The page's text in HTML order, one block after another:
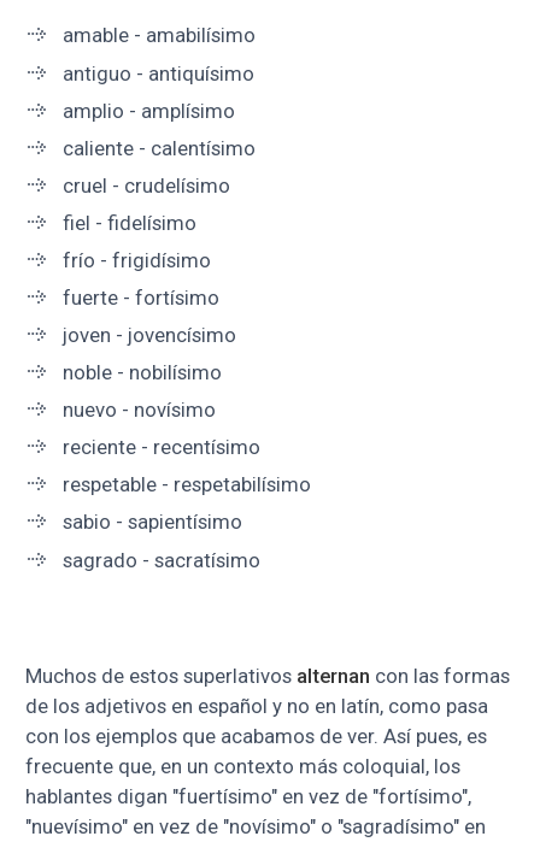
amable - amabilísimo
antiguo - antiquísimo
amplio - amplísimo
caliente - calentísimo
cruel - crudelísimo
fiel - fidelísimo
frío - frigidísimo
fuerte - fortísimo
joven - jovencísimo
noble - nobilísimo
nuevo - novísimo
reciente - recentísimo
respetable - respetabilísimo
sabio - sapientísimo
sagrado - sacratísimo
Muchos de estos superlativos alternan con las formas
de los adjetivos en español y no en latín, como pasa
con los ejemplos que acabamos de ver. Así pues, es
frecuente que, en un contexto más coloquial, los
hablantes digan "fuertísimo" en vez de "fortísimo",
"nuevísimo" en vez de "novísimo" o "sagradísimo" en